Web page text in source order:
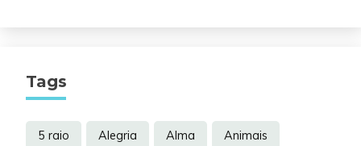
Tags
5 raio Alegria Alma Animais